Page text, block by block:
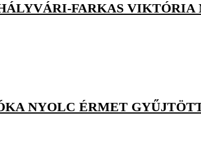
FARKAS VIKTÓRIA
NYOLC ÉRMET